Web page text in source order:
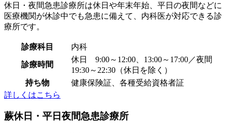
休日・夜間急患診療所は休日や年末年始、平日の夜間などに
医療機関が休診中でも急患に備えて、内科医が対応できる診
療所です。​
診療科目 内科
診療時間
休日 9:00～12:00、13:00～17:00／夜間
19:30～22:30（休日を除く）​
持ち物
健康保険証、各種受給資格者証​​
詳しくはこちら
蕨休日・平日夜間急患診療所